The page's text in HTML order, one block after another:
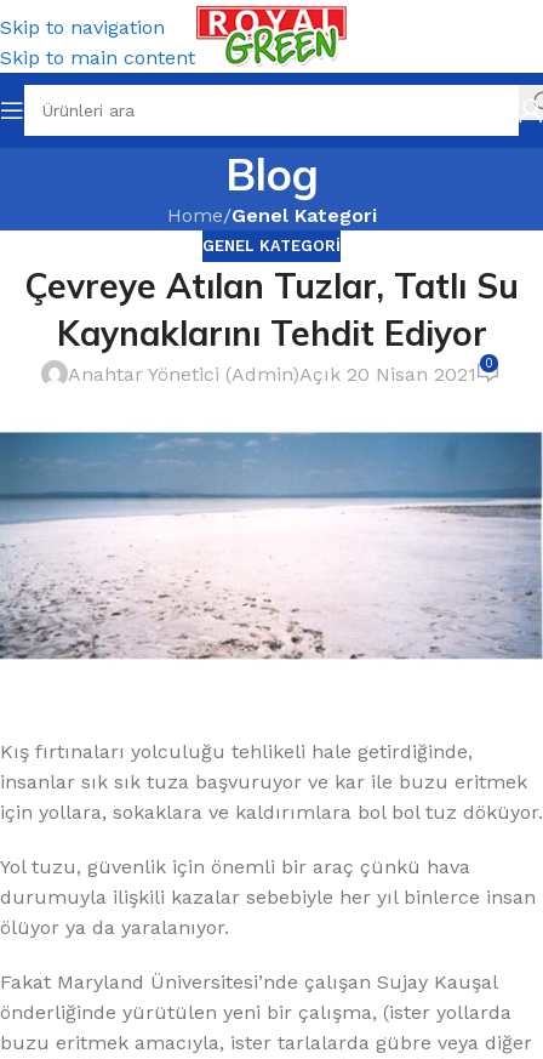
Skip to navigation
Skip to main content
Blog
Home/Genel Kategori
GENEL KATEGORI
Çevreye Atılan Tuzlar, Tatlı Su
Kaynaklarını Tehdit Ediyor
Anahtar Yönetici (Admin)Açık 20 Nisan 2021 0
Kış fırtınaları yolculuğu tehlikeli hale getirdiğinde,
insanlar sık sık tuza başvuruyor ve kar ile buzu eritmek
için yollara, sokaklara ve kaldırımlara bol bol tuz döküyor.
Yol tuzu, güvenlik için önemli bir araç çünkü hava
durumuyla ilişkili kazalar sebebiyle her yıl binlerce insan
ölüyor ya da yaralanıyor.
Fakat Maryland Üniversitesi’nde çalışan Sujay Kauşal
önderliğinde yürütülen yeni bir çalışma, (ister yollarda
buzu eritmek amacıyla, ister tarlalarda gübre veya diğer